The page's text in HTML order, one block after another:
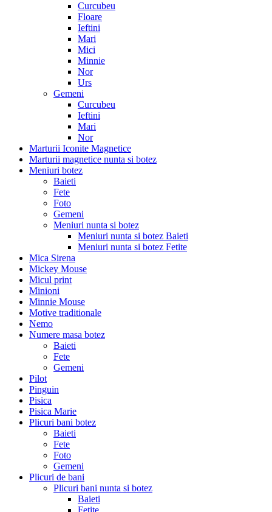
Curcubeu
Floare
Ieftini
Mari
Mici
Minnie
Nor
Urs
Gemeni
Curcubeu
Ieftini
Mari
Nor
Marturii Iconite Magnetice
Marturii magnetice nunta si botez
Meniuri botez
Baieti
Fete
Foto
Gemeni
Meniuri nunta si botez
Meniuri nunta si botez Baieti
Meniuri nunta si botez Fetite
Mica Sirena
Mickey Mouse
Micul print
Minioni
Minnie Mouse
Motive traditionale
Nemo
Numere masa botez
Baieti
Fete
Gemeni
Pilot
Pinguin
Pisica
Pisica Marie
Plicuri bani botez
Baieti
Fete
Foto
Gemeni
Plicuri de bani
Plicuri bani nunta si botez
Baieti
Fetite